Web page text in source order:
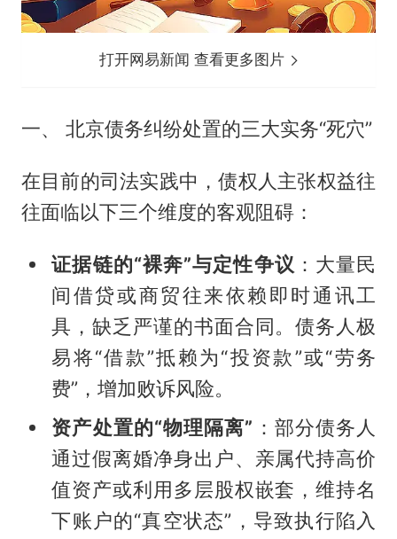
打开网易新闻 查看更多图片
一、 北京债务纠纷处置的三大实务“死穴”
在目前的司法实践中，债权人主张权益往
往面临以下三个维度的客观阻碍：
证据链的“裸奔”与定性争议 ：大量民
间借贷或商贸往来依赖即时通讯工
具，缺乏严谨的书面合同。债务人极
易将“借款”抵赖为“投资款”或“劳务
费”，增加败诉风险。
资产处置的“物理隔离” ：部分债务人
通过假离婚净身出户、亲属代持高价
值资产或利用多层股权嵌套，维持名
下账户的“真空状态”，导致执行陷入